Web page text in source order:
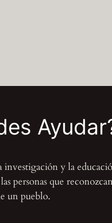
y la
personas que
un pueblo.